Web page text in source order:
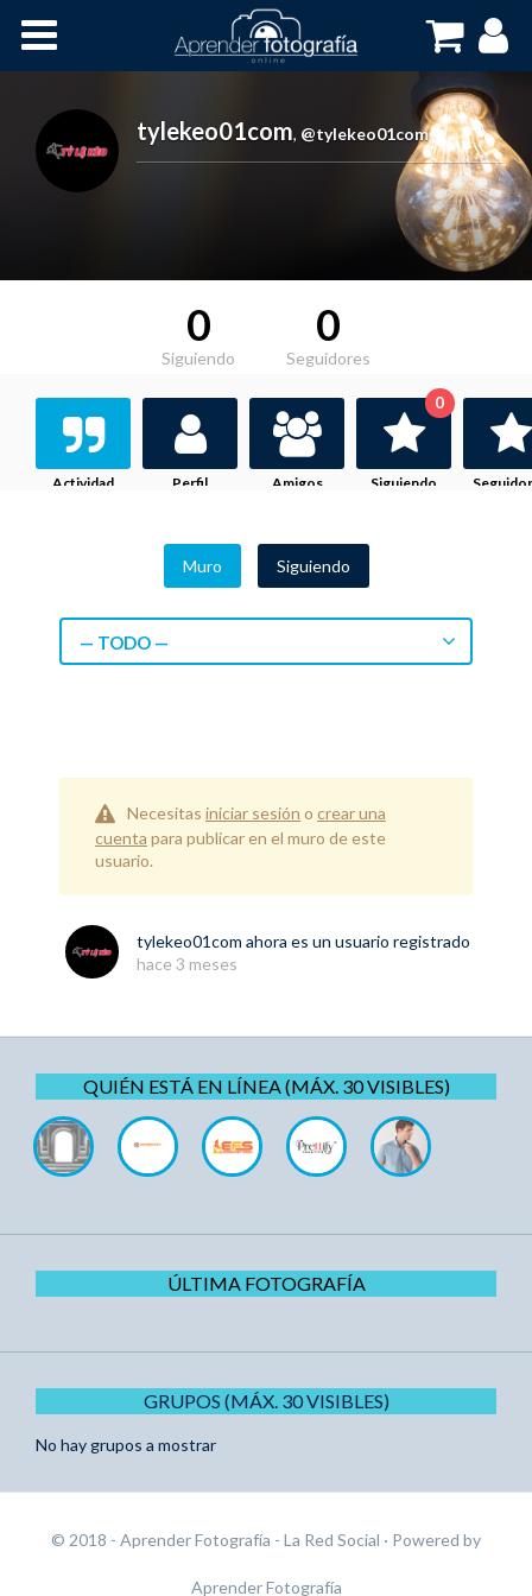
Cursos OnLine
tylekeo01com, @tylekeo01com
0
Siguiendo
0
Seguidores
Actividad Perfil Amigos Siguiendo
0
Muro Siguiendo
— TODO —
Necesitas iniciar sesión o crear una
cuenta para publicar en el muro de este
usuario.
tylekeo01com ahora es un usuario registrado
hace 3 meses
QUIÉN ESTÁ EN LÍNEA (MÁX. 30 VISIBLES)
ÚLTIMA FOTOGRAFÍA
GRUPOS (MÁX. 30 VISIBLES)
No hay grupos a mostrar
© 2018 - Aprender Fotografía - La Red Social · Powered by
Aprender Fotografía